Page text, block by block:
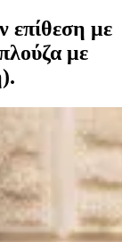
επίθεση με
με